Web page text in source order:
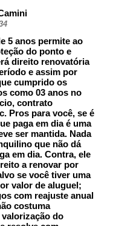
5 anos permite ao
do ponto e
direito renovatória
e assim por
cumprido os
como 03 anos no
contrato
Pros para você, se é
paga em dia é uma
ser mantida. Nada
que não dá
em dia. Contra, ele
a renovar por
se você tiver uma
valor de aluguel;
com reajuste anual
costuma
do